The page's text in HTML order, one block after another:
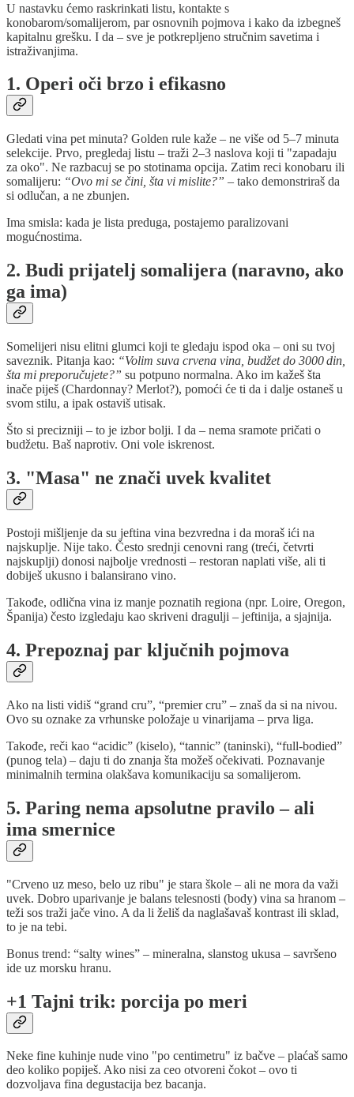
U nastavku ćemo raskrinkati listu, kontakte s
konobarom/somalijerom, par osnovnih pojmova i kako da izbegneš
kapitalnu grešku. I da – sve je potkrepljeno stručnim savetima i
istraživanjima.
1. Operi oči brzo i efikasno
Gledati vina pet minuta? Golden rule kaže – ne više od 5–7 minuta
selekcije. Prvo, pregledaj listu – traži 2–3 naslova koji ti "zapadaju
za oko". Ne razbacuj se po stotinama opcija. Zatim reci konobaru ili
somalijeru: “Ovo mi se čini, šta vi mislite?” – tako demonstriraš da
si odlučan, a ne zbunjen.
Ima smisla: kada je lista preduga, postajemo paralizovani
mogućnostima.
2. Budi prijatelj somalijera (naravno, ako
ga ima)
Somelijeri nisu elitni glumci koji te gledaju ispod oka – oni su tvoj
saveznik. Pitanja kao: “Volim suva crvena vina, budžet do 3000 din,
šta mi preporučujete?” su potpuno normalna. Ako im kažeš šta
inače piješ (Chardonnay? Merlot?), pomoći će ti da i dalje ostaneš u
svom stilu, a ipak ostaviš utisak.
Što si precizniji – to je izbor bolji. I da – nema sramote pričati o
budžetu. Baš naprotiv. Oni vole iskrenost.
3. "Masa" ne znači uvek kvalitet
Postoji mišljenje da su jeftina vina bezvredna i da moraš ići na
najskuplje. Nije tako. Često srednji cenovni rang (treći, četvrti
najskuplji) donosi najbolje vrednosti – restoran naplati više, ali ti
dobiješ ukusno i balansirano vino.
Takođe, odlična vina iz manje poznatih regiona (npr. Loire, Oregon,
Španija) često izgledaju kao skriveni dragulji – jeftinija, a sjajnija.
4. Prepoznaj par ključnih pojmova
Ako na listi vidiš “grand cru”, “premier cru” – znaš da si na nivou.
Ovo su oznake za vrhunske položaje u vinarijama – prva liga.
Takođe, reči kao “acidic” (kiselo), “tannic” (taninski), “full-bodied”
(punog tela) – daju ti do znanja šta možeš očekivati. Poznavanje
minimalnih termina olakšava komunikaciju sa somalijerom.
5. Paring nema apsolutne pravilo – ali
ima smernice
"Crveno uz meso, belo uz ribu" je stara škole – ali ne mora da važi
uvek. Dobro uparivanje je balans telesnosti (body) vina sa hranom –
teži sos traži jače vino. A da li želiš da naglašavaš kontrast ili sklad,
to je na tebi.
Bonus trend: “salty wines” – mineralna, slanstog ukusa – savršeno
ide uz morsku hranu.
+1 Tajni trik: porcija po meri
Neke fine kuhinje nude vino "po centimetru" iz bačve – plaćaš samo
deo koliko popiješ. Ako nisi za ceo otvoreni čokot – ovo ti
dozvoljava fina degustacija bez bacanja.